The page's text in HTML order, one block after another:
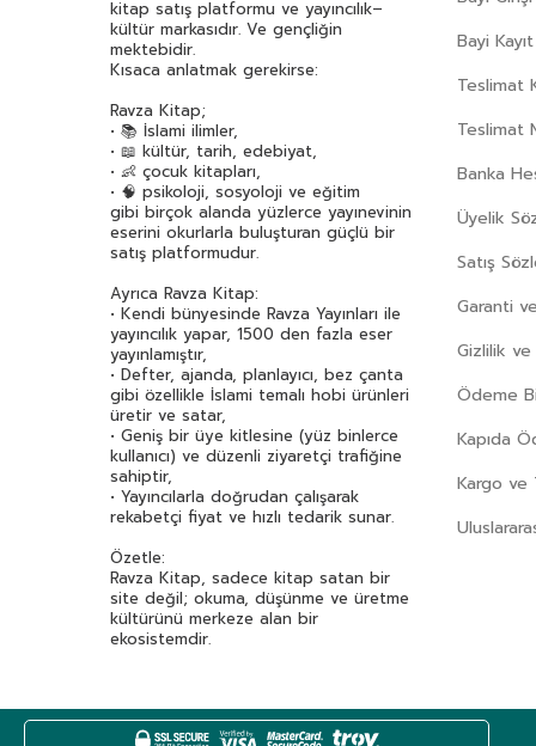
Alphonse Daudet(40)
Andre Gide(43)
Anita Ganeri(32)
Antoine De Saint Exupery
Anton Çehov (163)
Arif Pamuk(45)
Aristoteles (Aristo)(89)
Arthur Schopenhauer
Asena Meriç
Asım Uysal(36)
Asiye Aslı Aslaner
Aslıhan Cengiz(45)
Atasoy Müftüoğlu
Attila İlhan(47)
Av. Erhan Günay
(38)
Aydoğan Yavaşlı(40)
Ayla Kutlu
Ayşe Kulin(61)
Aytül Akal(169)
Bahar Çelik(37)
kitap satış platformu ve yayıncılık–
kültür markasıdır. Ve gençliğin
mektebidir.
Kısaca anlatmak gerekirse:
Ravza Kitap;
• 📚 İslami ilimler,
• 📖 kültür, tarih, edebiyat,
• 👶 çocuk kitapları,
• 🧠 psikoloji, sosyoloji ve eğitim
gibi birçok alanda yüzlerce yayınevinin
eserini okurlarla buluşturan güçlü bir
satış platformudur.
Ayrıca Ravza Kitap:
• Kendi bünyesinde Ravza Yayınları ile
yayıncılık yapar, 1500 den fazla eser
yayınlamıştır,
• Defter, ajanda, planlayıcı, bez çanta
gibi özellikle İslami temalı hobi ürünleri
üretir ve satar,
• Geniş bir üye kitlesine (yüz binlerce
kullanıcı) ve düzenli ziyaretçi trafiğine
sahiptir,
• Yayıncılarla doğrudan çalışarak
rekabetçi fiyat ve hızlı tedarik sunar.
Özetle:
Ravza Kitap, sadece kitap satan bir
site değil; okuma, düşünme ve üretme
kültürünü merkeze alan bir
ekosistemdir.
Bayi Kayıt
Teslimat
Teslimat
Banka
Üyelik
Satış
Garanti
Gizlilik
Ödeme
Kapıda
Kargo ve